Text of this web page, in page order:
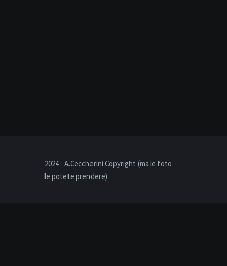
2024 - A.Ceccherini Copyright (ma le foto
le potete prendere)